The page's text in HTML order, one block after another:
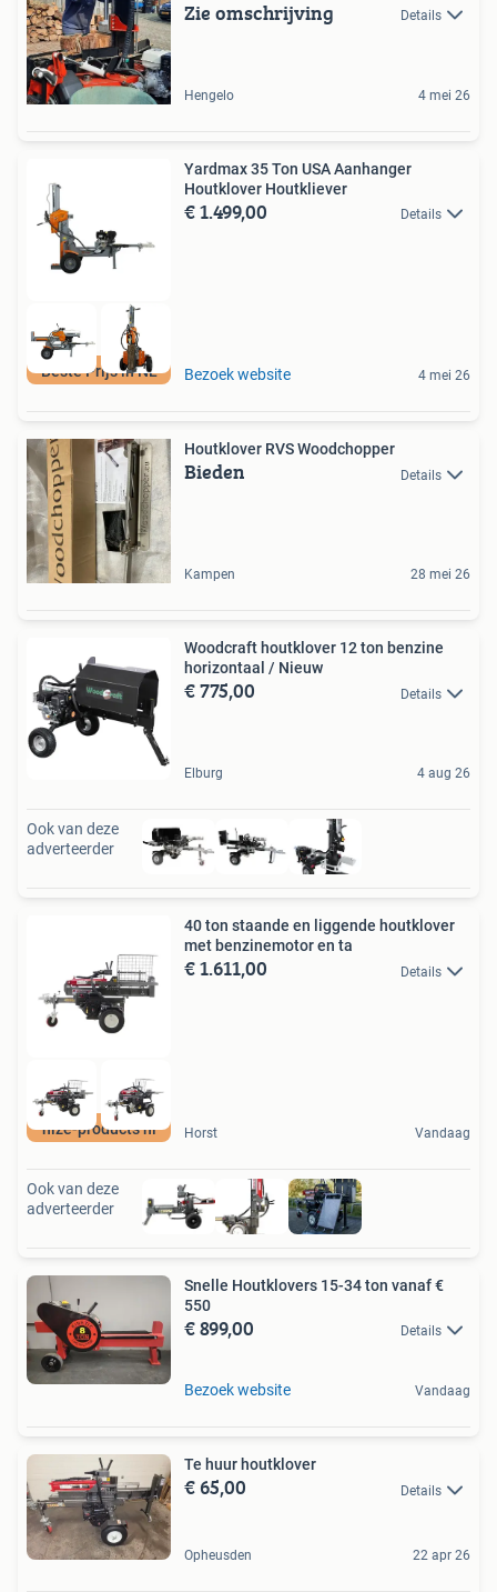
Zie omschrijving Details
Hengelo 4 mei 26
Beste Prijs in NL
Yardmax 35 Ton USA Aanhanger
Houtklover Houtkliever
€ 1.499,00 Details
Bezoek website 4 mei 26
Houtklover RVS Woodchopper
Bieden Details
Kampen 28 mei 26
Woodcraft houtklover 12 ton benzine
horizontaal / Nieuw
€ 775,00 Details
Elburg 4 aug 26
Ook van deze
adverteerder
nize-products nl
40 ton staande en liggende houtklover
met benzinemotor en ta
€ 1.611,00 Details
Horst Vandaag
Ook van deze
adverteerder
Snelle Houtklovers 15-34 ton vanaf €
550
€ 899,00 Details
Bezoek website Vandaag
Te huur houtklover
€ 65,00 Details
Opheusden 22 apr 26